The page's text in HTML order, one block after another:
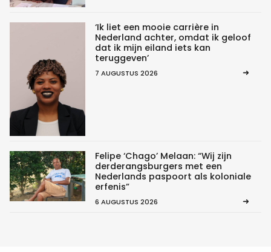
‘Ik liet een mooie carrière in
Nederland achter, omdat ik geloof
dat ik mijn eiland iets kan
teruggeven’
7 AUGUSTUS 2026
Felipe ‘Chago’ Melaan: “Wij zijn
derderangsburgers met een
Nederlands paspoort als koloniale
erfenis”
6 AUGUSTUS 2026